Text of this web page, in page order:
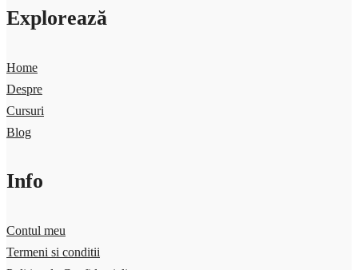
Explorează
Home
Despre
Cursuri
Blog
Info
Contul meu
Termeni si conditii